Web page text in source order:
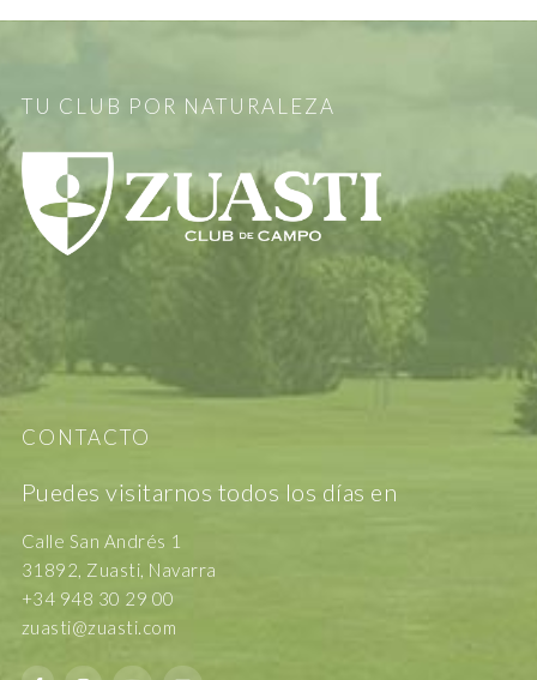
TU CLUB POR NATURALEZA
CONTACTO
Puedes visitarnos todos los días en
Calle San Andrés 1
31892, Zuasti, Navarra
+34 948 30 29 00
zuasti@zuasti.com